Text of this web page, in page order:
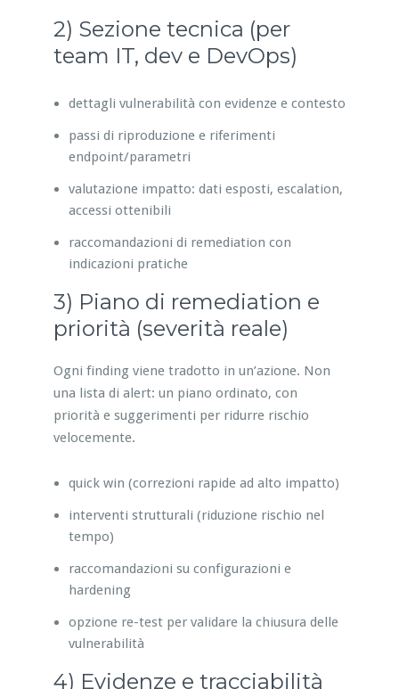
2) Sezione tecnica (per
team IT, dev e DevOps)
dettagli vulnerabilità con evidenze e contesto
passi di riproduzione e riferimenti
endpoint/parametri
valutazione impatto: dati esposti, escalation,
accessi ottenibili
raccomandazioni di remediation con
indicazioni pratiche
3) Piano di remediation e
priorità (severità reale)
Ogni finding viene tradotto in un’azione. Non
una lista di alert: un piano ordinato, con
priorità e suggerimenti per ridurre rischio
velocemente.
quick win (correzioni rapide ad alto impatto)
interventi strutturali (riduzione rischio nel
tempo)
raccomandazioni su configurazioni e
hardening
opzione re-test per validare la chiusura delle
vulnerabilità
4) Evidenze e tracciabilità